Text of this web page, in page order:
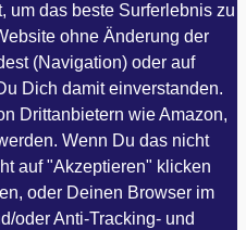
um das beste Surferlebnis zu
ohne Änderung der
(Navigation) oder auf
Dich damit einverstanden.
Drittanbietern wie Amazon,
Wenn Du das nicht
auf "Akzeptieren" klicken
oder Deinen Browser im
oder Anti-Tracking- und